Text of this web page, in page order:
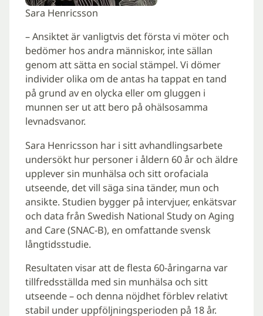
Sara Henricsson
– Ansiktet är vanligtvis det första vi möter och
bedömer hos andra människor, inte sällan
genom att sätta en social stämpel. Vi dömer
individer olika om de antas ha tappat en tand
på grund av en olycka eller om gluggen i
munnen ser ut att bero på ohälsosamma
levnadsvanor.
Sara Henricsson har i sitt avhandlingsarbete
undersökt hur personer i åldern 60 år och äldre
upplever sin munhälsa och sitt orofaciala
utseende, det vill säga sina tänder, mun och
ansikte. Studien bygger på intervjuer, enkätsvar
och data från Swedish National Study on Aging
and Care (SNAC-B), en omfattande svensk
långtidsstudie.
Resultaten visar att de flesta 60-åringarna var
tillfredsställda med sin munhälsa och sitt
utseende – och denna nöjdhet förblev relativt
stabil under uppföljningsperioden på 18 år.